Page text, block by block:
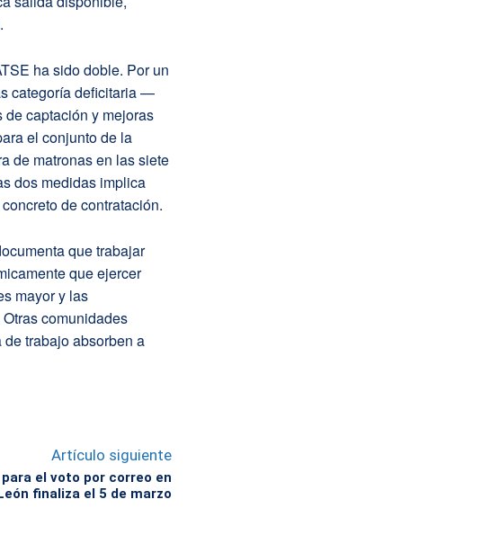
ha sido doble. Por un
categoría deficitaria —
captación y mejoras
el conjunto de la
de matronas en las siete
dos medidas implica
de contratación.
que trabajar
que ejercer
mayor y las
comunidades
trabajo absorben a
Artículo siguiente
para el voto por correo en
finaliza el 5 de marzo